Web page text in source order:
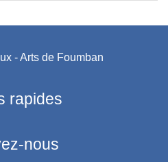
- Arts de Foumban
rapides
nous